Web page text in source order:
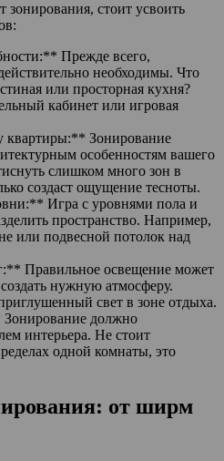
зонирования, стоит усвоить
Прежде всего,
необходимы. Что
или просторная кухня?
кабинет или игровая
Зонирование
особенностям вашего
слишком много зон в
создаст ощущение тесноты.
Игра с уровнями пола и
пространство. Например,
или подвесной потолок над
Правильное освещение может
нужную атмосферу.
свет в зоне отдыха.
должно
интерьера. Не стоит
одной комнаты, это
от ширм